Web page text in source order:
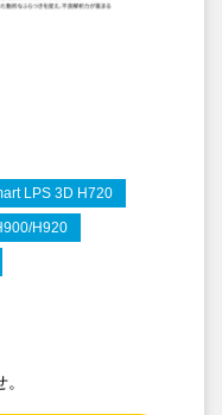
LPS 3D H720
H920